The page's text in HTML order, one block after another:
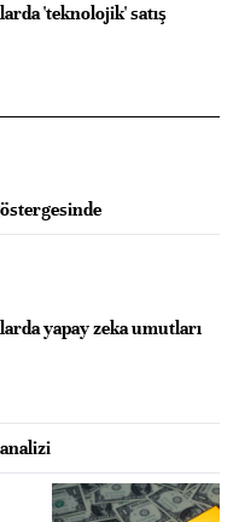
'teknolojik' satış
yapay zeka umutları